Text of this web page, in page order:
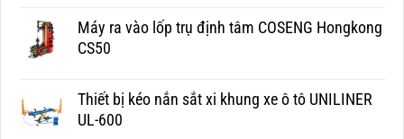
Máy ra vào lốp trụ định tâm COSENG Hongkong
CS50
Thiết bị kéo nắn sắt xi khung xe ô tô UNILINER
UL-600